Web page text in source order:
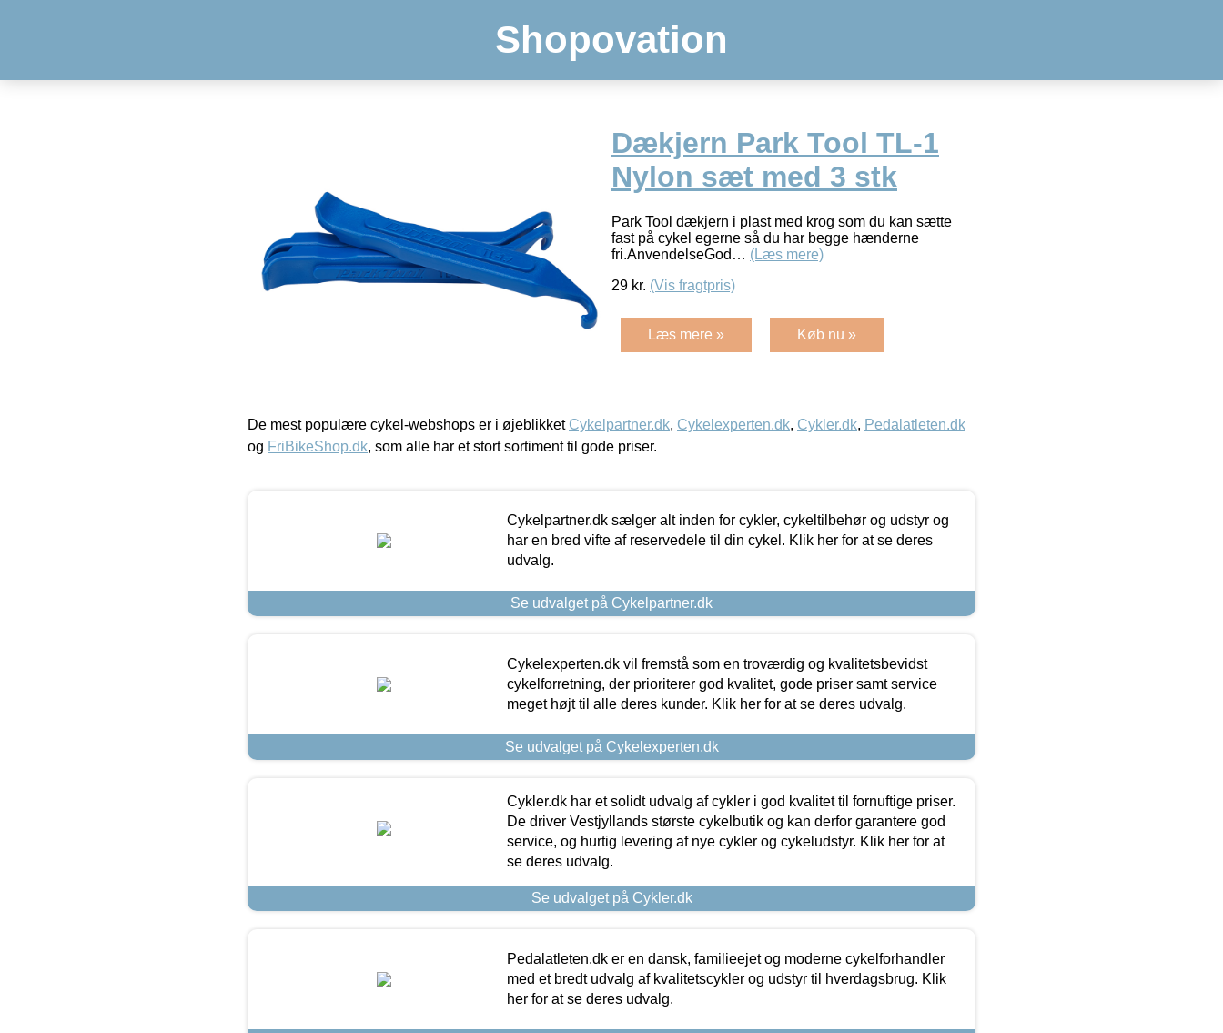
Shopovation
Dækjern Park Tool TL-1
Nylon sæt med 3 stk
Park Tool dækjern i plast med krog som du kan sætte
fast på cykel egerne så du har begge hænderne
fri.AnvendelseGod… (Læs mere)
29 kr. (Vis fragtpris)
Læs mere » Køb nu »
De mest populære cykel-webshops er i øjeblikket Cykelpartner.dk, Cykelexperten.dk, Cykler.dk, Pedalatleten.dk
og FriBikeShop.dk, som alle har et stort sortiment til gode priser.
Cykelpartner.dk sælger alt inden for cykler, cykeltilbehør og udstyr og
har en bred vifte af reservedele til din cykel. Klik her for at se deres
udvalg.
Se udvalget på Cykelpartner.dk
Cykelexperten.dk vil fremstå som en troværdig og kvalitetsbevidst
cykelforretning, der prioriterer god kvalitet, gode priser samt service
meget højt til alle deres kunder. Klik her for at se deres udvalg.
Se udvalget på Cykelexperten.dk
Cykler.dk har et solidt udvalg af cykler i god kvalitet til fornuftige priser.
De driver Vestjyllands største cykelbutik og kan derfor garantere god
service, og hurtig levering af nye cykler og cykeludstyr. Klik her for at
se deres udvalg.
Se udvalget på Cykler.dk
Pedalatleten.dk er en dansk, familieejet og moderne cykelforhandler
med et bredt udvalg af kvalitetscykler og udstyr til hverdagsbrug. Klik
her for at se deres udvalg.